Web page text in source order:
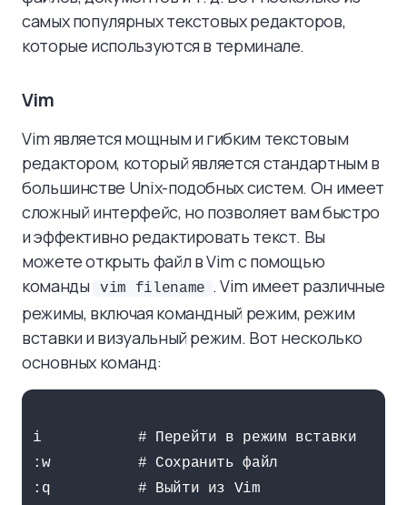
самых популярных текстовых редакторов,
которые используются в терминале.
Vim
Vim является мощным и гибким текстовым
редактором, который является стандартным в
большинстве Unix-подобных систем. Он имеет
сложный интерфейс, но позволяет вам быстро
и эффективно редактировать текст. Вы
можете открыть файл в Vim с помощью
команды
vim filename . Vim имеет различные
режимы, включая командный режим, режим
вставки и визуальный режим. Вот несколько
основных команд:
i           # Перейти в режим вставки
:w          # Сохранить файл
:q          # Выйти из Vim